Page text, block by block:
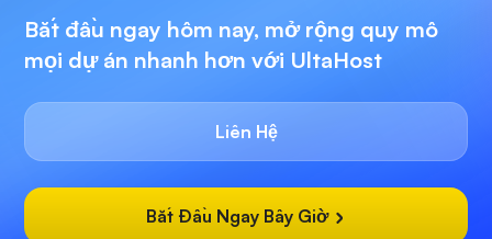
Bắt đầu ngay hôm nay, mở rộng quy mô
mọi dự án nhanh hơn với UltaHost
Liên Hệ
Bắt Đầu Ngay Bây Giờ